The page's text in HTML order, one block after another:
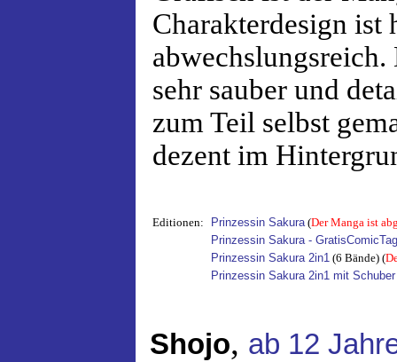
Charakterdesign ist
sehr sauber und
zum Teil selbst
dezent im
Editionen: Prinzessin Sakura(Der Manga ist
Prinzessin Sakura -
Prinzessin Sakura 2in1 (6 Bände) (
Prinzessin Sakura 2in1 mit Schuber
Shojo, ab 12